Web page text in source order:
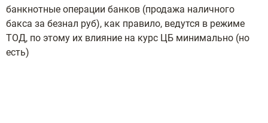
банкнотные операции банков (продажа наличного
бакса за безнал руб), как правило, ведутся в режиме
ТОД, по этому их влияние на курс ЦБ минимально (но
есть)